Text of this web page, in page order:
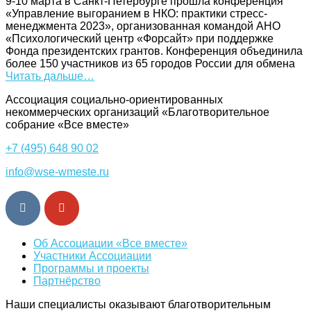
«Управление выгоранием в НКО: практики стресс-
менеджмента 2023», организованная командой АНО
«Психологический центр «Форсайт» при поддержке
Фонда президентских грантов. Конференция объединила
более 150 участников из 65 городов России для обмена
Читать дальше…
Ассоциация cоциально-ориентированных
некоммерческих организаций «Благотворительное
собрание «Все вместе»
+7 (495) 648 90 02
info@wse-wmeste.ru
Об Ассоциации «Все вместе»
Участники Ассоциации
Программы и проекты
Партнёрство
Наши специалисты оказывают благотворительным